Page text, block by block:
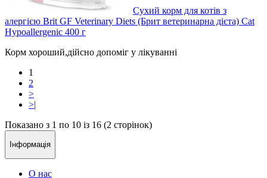
Сухий корм для котів з
алергією Brit GF Veterinary Diets (Брит ветеринарна дієта) Cat
Hypoallergenic 400 г
Корм хороший,дійсно допоміг у лікуванні
1
2
>
>|
Показано з 1 по 10 із 16 (2 сторінок)
Інформація
О нас